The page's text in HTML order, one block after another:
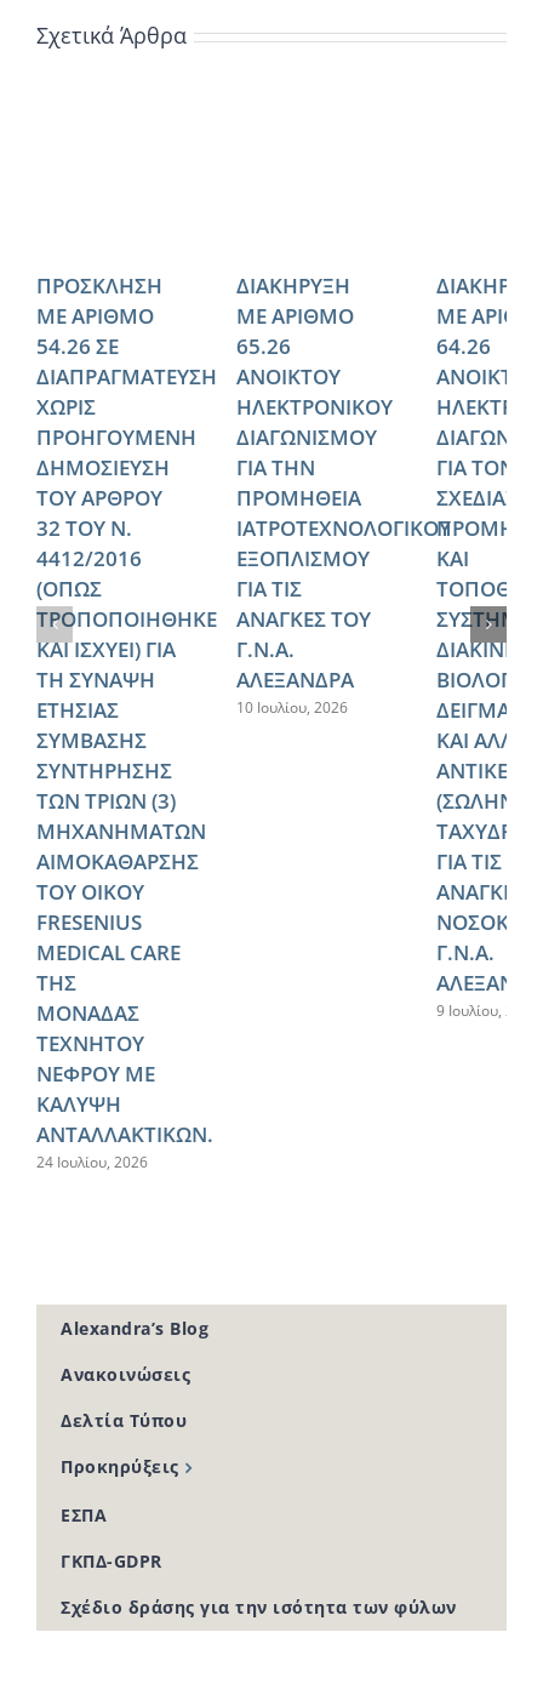
Σχετικά Άρθρα
ΠΡΟΣΚΛΗΣΗ
ΜΕ ΑΡΙΘΜΟ
54.26 ΣΕ
ΔΙΑΠΡΑΓΜΑΤΕΥΣΗ
ΧΩΡΙΣ
ΠΡΟΗΓΟΥΜΕΝΗ
ΔΗΜΟΣΙΕΥΣΗ
ΤΟΥ ΑΡΘΡΟΥ
32 ΤΟΥ Ν.
4412/2016
(ΟΠΩΣ
ΤΡΟΠΟΠΟΙΗΘΗΚΕ
ΚΑΙ ΙΣΧΥΕΙ) ΓΙΑ
ΤΗ ΣΥΝΑΨΗ
ΕΤΗΣΙΑΣ
ΣΥΜΒΑΣΗΣ
ΣΥΝΤΗΡΗΣΗΣ
ΤΩΝ ΤΡΙΩΝ (3)
ΜΗΧΑΝΗΜΑΤΩΝ
ΑΙΜΟΚΑΘΑΡΣΗΣ
ΤΟΥ ΟΙΚΟΥ
FRESENIUS
MEDICAL CARE
ΤΗΣ
ΜΟΝΑΔΑΣ
ΤΕΧΝΗΤΟΥ
ΝΕΦΡΟΥ ΜΕ
ΚΑΛΥΨΗ
ΑΝΤΑΛΛΑΚΤΙΚΩΝ.
24 Ιουλίου, 2026
ΔΙΑΚΗΡΥΞΗ
ΜΕ ΑΡΙΘΜΟ
65.26
ΑΝΟΙΚΤΟΥ
ΗΛΕΚΤΡΟΝΙΚΟΥ
ΔΙΑΓΩΝΙΣΜΟΥ
ΓΙΑ ΤΗΝ
ΠΡΟΜΗΘΕΙΑ
ΙΑΤΡΟΤΕΧΝΟΛΟΓΙΚΟΥ
ΕΞΟΠΛΙΣΜΟΥ
ΓΙΑ ΤΙΣ
ΑΝΑΓΚΕΣ ΤΟΥ
Γ.Ν.Α.
ΑΛΕΞΑΝΔΡΑ
10 Ιουλίου, 2026
ΜΕ
64.26
ΑΝΟΙΚΤΟΥ
ΓΙΑ ΤΟΝ
ΚΑΙ
ΚΑΙ
ΓΙΑ ΤΙΣ
ΑΝΑΓΚΕΣ
Γ.Ν.Α.
9 Ιουλίου, 2026
Alexandra’s Blog
Ανακοινώσεις
Δελτία Τύπου
Προκηρύξεις
ΕΣΠΑ
ΓΚΠΔ-GDPR
Σχέδιο δράσης για την ισότητα των φύλων